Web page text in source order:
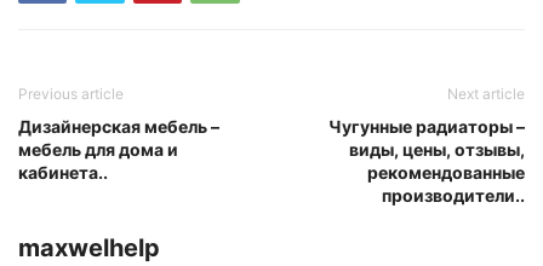
Previous article
Дизайнерская мебель –
мебель для дома и
кабинета..
Next article
Чугунные радиаторы –
виды, цены, отзывы,
рекомендованные
производители..
maxwelhelp